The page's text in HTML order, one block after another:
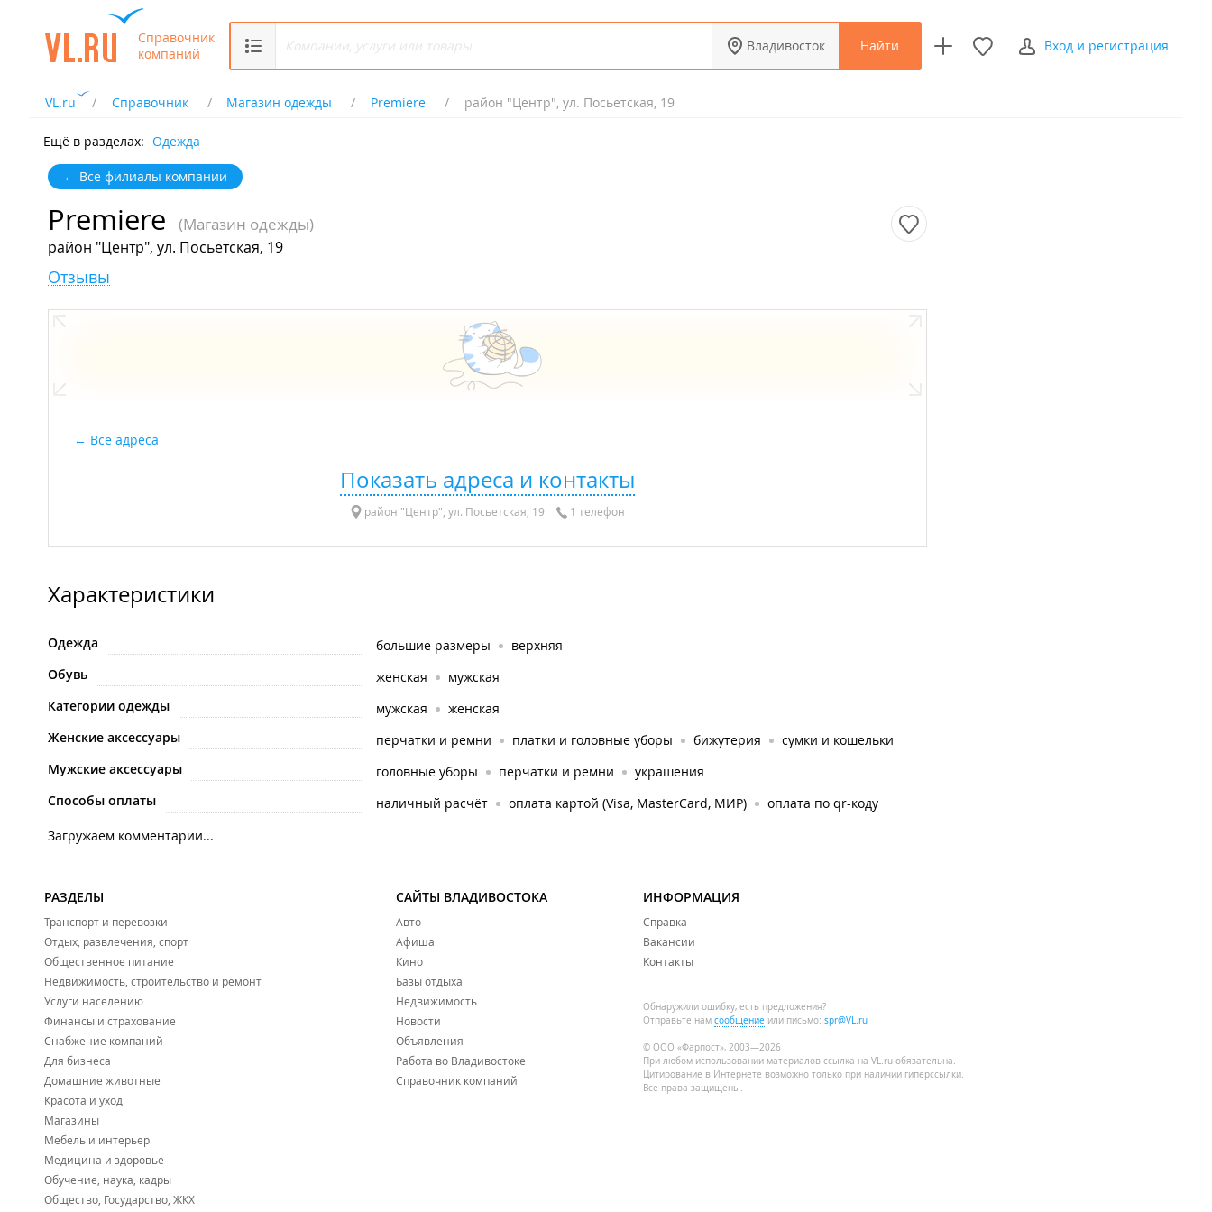
Справочник
компаний
Владивосток Найти Вход и регистрация
VL.ru Справочник Магазин одежды Premiere район "Центр", ул. Посьетская, 19
Ещё в разделах: Одежда
← Все филиалы компании
Premiere (Магазин одежды)
район "Центр", ул. Посьетская, 19
Отзывы
Все адреса
Показать адреса и контакты
район "Центр", ул. Посьетская, 19 1 телефон
Характеристики
Одежда большие размеры
верхняя
Обувь
женская
мужская
Категории одежды
мужская
женская
Женские аксессуары
перчатки и ремни платки и головные уборы бижутерия
сумки и кошельки
Мужские аксессуары
головные уборы перчатки и ремни
украшения
Способы оплаты
наличный расчёт оплата картой (Visa, MasterCard, МИР)
оплата по qr-коду
Загружаем комментарии...
РАЗДЕЛЫ
Транспорт и перевозки
Отдых, развлечения, спорт
Общественное питание
Недвижимость, строительство и ремонт
Услуги населению
Финансы и страхование
Снабжение компаний
Для бизнеса
Домашние животные
Красота и уход
Магазины
Мебель и интерьер
Медицина и здоровье
Обучение, наука, кадры
Общество, Государство, ЖКХ
САЙТЫ ВЛАДИВОСТОКА
Авто
Афиша
Кино
Базы отдыха
Недвижимость
Новости
Объявления
Работа во Владивостоке
Справочник компаний
ИНФОРМАЦИЯ
Справка
Вакансии
Контакты
Обнаружили ошибку, есть предложения?
Отправьте нам сообщение или письмо: spr@VL.ru
© ООО «Фарпост», 2003—2026
При любом использовании материалов ссылка на VL.ru обязательна.
Цитирование в Интернете возможно только при наличии гиперссылки.
Все права защищены.